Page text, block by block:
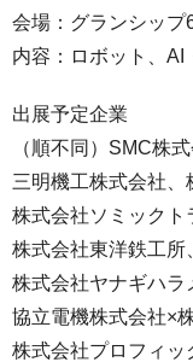
会場：グランシップ
内容：ロボット、AI
出展予定企業
（順不同）SMC株
三明機工株式会社、
株式会社ソミックト
株式会社東洋鉄工所
株式会社ヤナギハラ
協立電機株式会社×
株式会社プロフィッ